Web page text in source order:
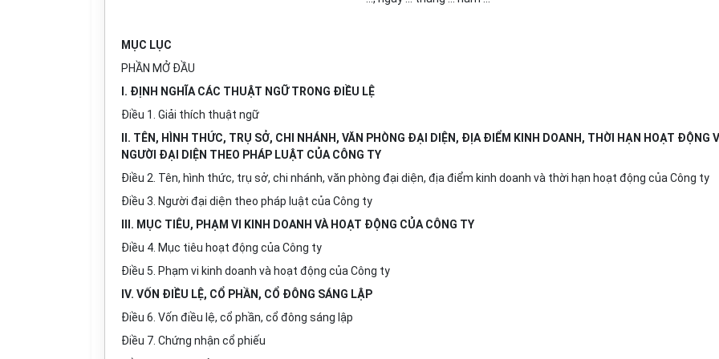
MỤC LỤC
PHẦN MỞ ĐẦU
I. ĐỊNH NGHĨA CÁC THUẬT NGỮ TRONG ĐIỀU LỆ
Điều 1. Giải thích thuật ngữ
II. TÊN, HÌNH THỨC, TRỤ SỞ, CHI NHÁNH, VĂN PHÒNG ĐẠI DIỆN, ĐỊA ĐIỂM KINH DOANH, THỜI HẠN HOẠT ĐỘNG
NGƯỜI ĐẠI DIỆN THEO PHÁP LUẬT CỦA CÔNG TY
Điều 2. Tên, hình thức, trụ sở, chi nhánh, văn phòng đại diện, địa điểm kinh doanh và thời hạn hoạt động của Công ty
Điều 3. Người đại diện theo pháp luật của Công ty
III. MỤC TIÊU, PHẠM VI KINH DOANH VÀ HOẠT ĐỘNG CỦA CÔNG TY
Điều 4. Mục tiêu hoạt động của Công ty
Điều 5. Phạm vi kinh doanh và hoạt động của Công ty
IV. VỐN ĐIỀU LỆ, CỔ PHẦN, CỔ ĐÔNG SÁNG LẬP
Điều 6. Vốn điều lệ, cổ phần, cổ đông sáng lập
Điều 7. Chứng nhận cổ phiếu